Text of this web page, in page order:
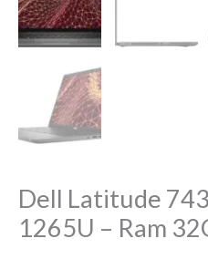
Dell Latitude
1265U – Ram
SSD
quantity